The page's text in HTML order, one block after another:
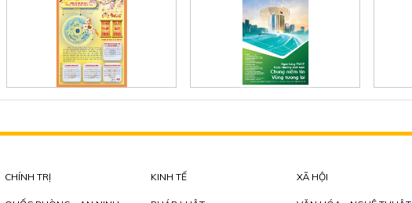
CHÍNH TRỊ KINH TẾ XÃ HỘI